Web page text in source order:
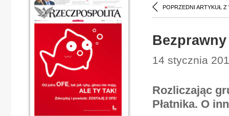
POPRZEDNI ARTYKUŁ Z
14 stycznia
Rozliczając
Płatnika. O